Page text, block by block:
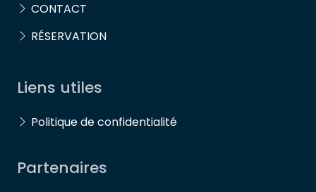
CONTACT
RÉSERVATION
Liens utiles
Politique de confidentialité
Partenaires